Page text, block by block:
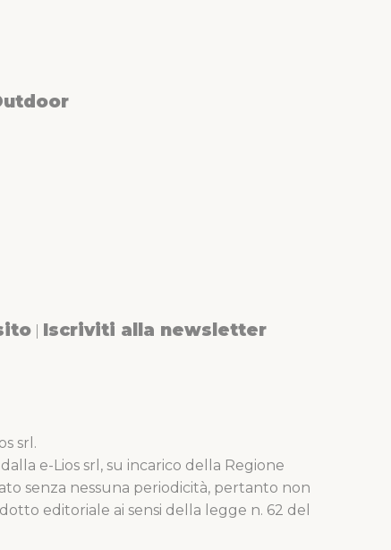
Iscriviti alla newsletter
srl.
e-Lios srl, su incarico della Regione
senza nessuna periodicità, pertanto non
editoriale ai sensi della legge n. 62 del